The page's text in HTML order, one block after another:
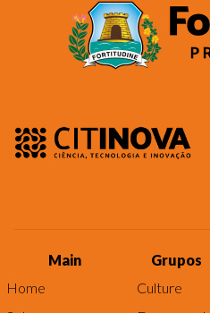
Main
Home
Grupos
Culture